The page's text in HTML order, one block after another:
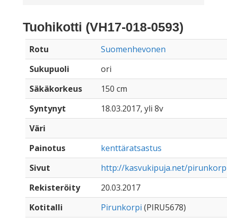
Tuohikotti (VH17-018-0593)
Rotu
Suomenhevonen
Sukupuoli
ori
Säkäkorkeus
150 cm
Syntynyt
18.03.2017, yli 8v
Väri
Painotus
kenttäratsastus
Sivut
http://kasvukipuja.net/
Rekisteröity
20.03.2017
Kotitalli
Pirunkorpi (PIRU5678)